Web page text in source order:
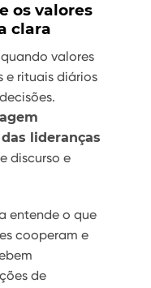
os valores
clara
valores
e rituais diários
lideranças
discurso e
entende o que
cooperam e
de